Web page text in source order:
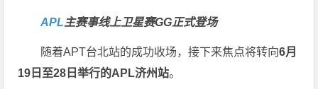
APL主赛事线上卫星赛GG正式登场
随着APT台北站的成功收场，接下来焦点将转向6月
19 日至28 日举行的APL济州站。